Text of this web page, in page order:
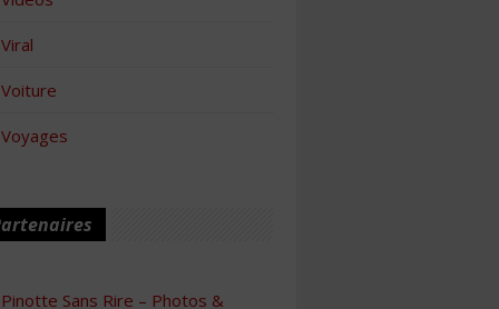
Viral
Voiture
Voyages
Pinotte Sans Rire – Photos &